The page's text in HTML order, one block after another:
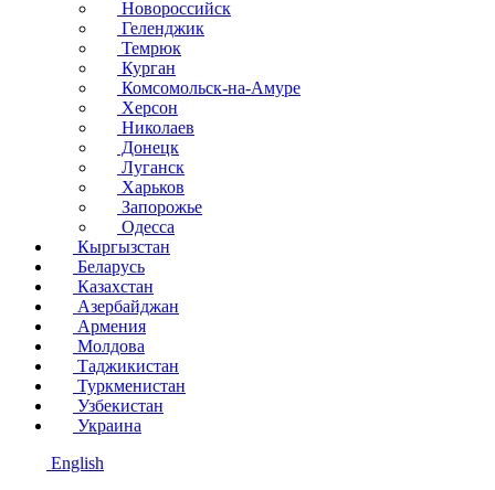
Новороссийск
Геленджик
Темрюк
Курган
Комсомольск-на-Амуре
Херсон
Николаев
Донецк
Луганск
Харьков
Запорожье
Одесса
Кыргызстан
Беларусь
Казахстан
Азербайджан
Армения
Молдова
Таджикистан
Туркменистан
Узбекистан
Украина
English